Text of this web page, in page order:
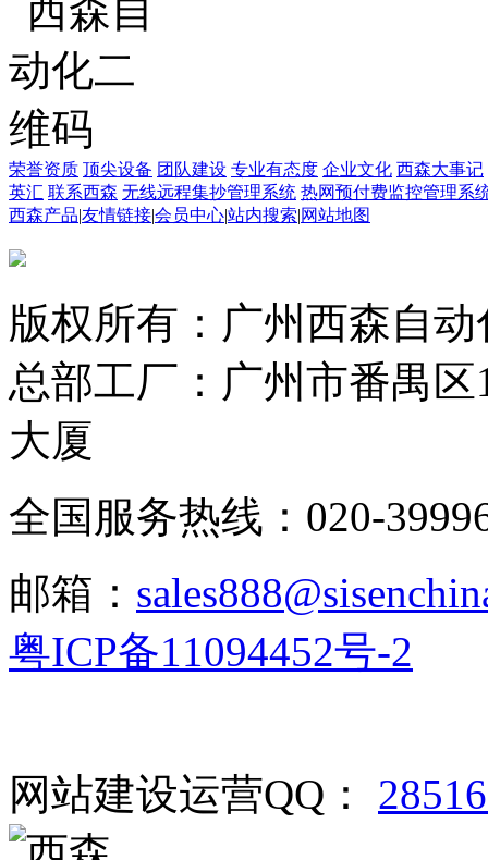
荣誉资质 顶尖设备 团队建设 专业有态度 企业文化 西森大事记
英汇 联系西森 无线远程集抄管理系统 热网预付费监控管理系
西森产品|友情链接|会员中心|站内搜索|网站地图
版权所有：广州西森自
总部工厂：广州市番禺
大厦
全国服务热线：020-
邮箱：
粤ICP备11094452号-2
网站建设运营QQ：